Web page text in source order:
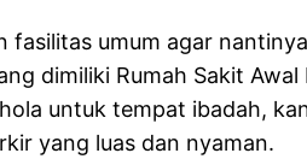
fasilitas umum agar
dimiliki Rumah Sakit
untuk tempat ibadah,
yang luas dan nyaman.